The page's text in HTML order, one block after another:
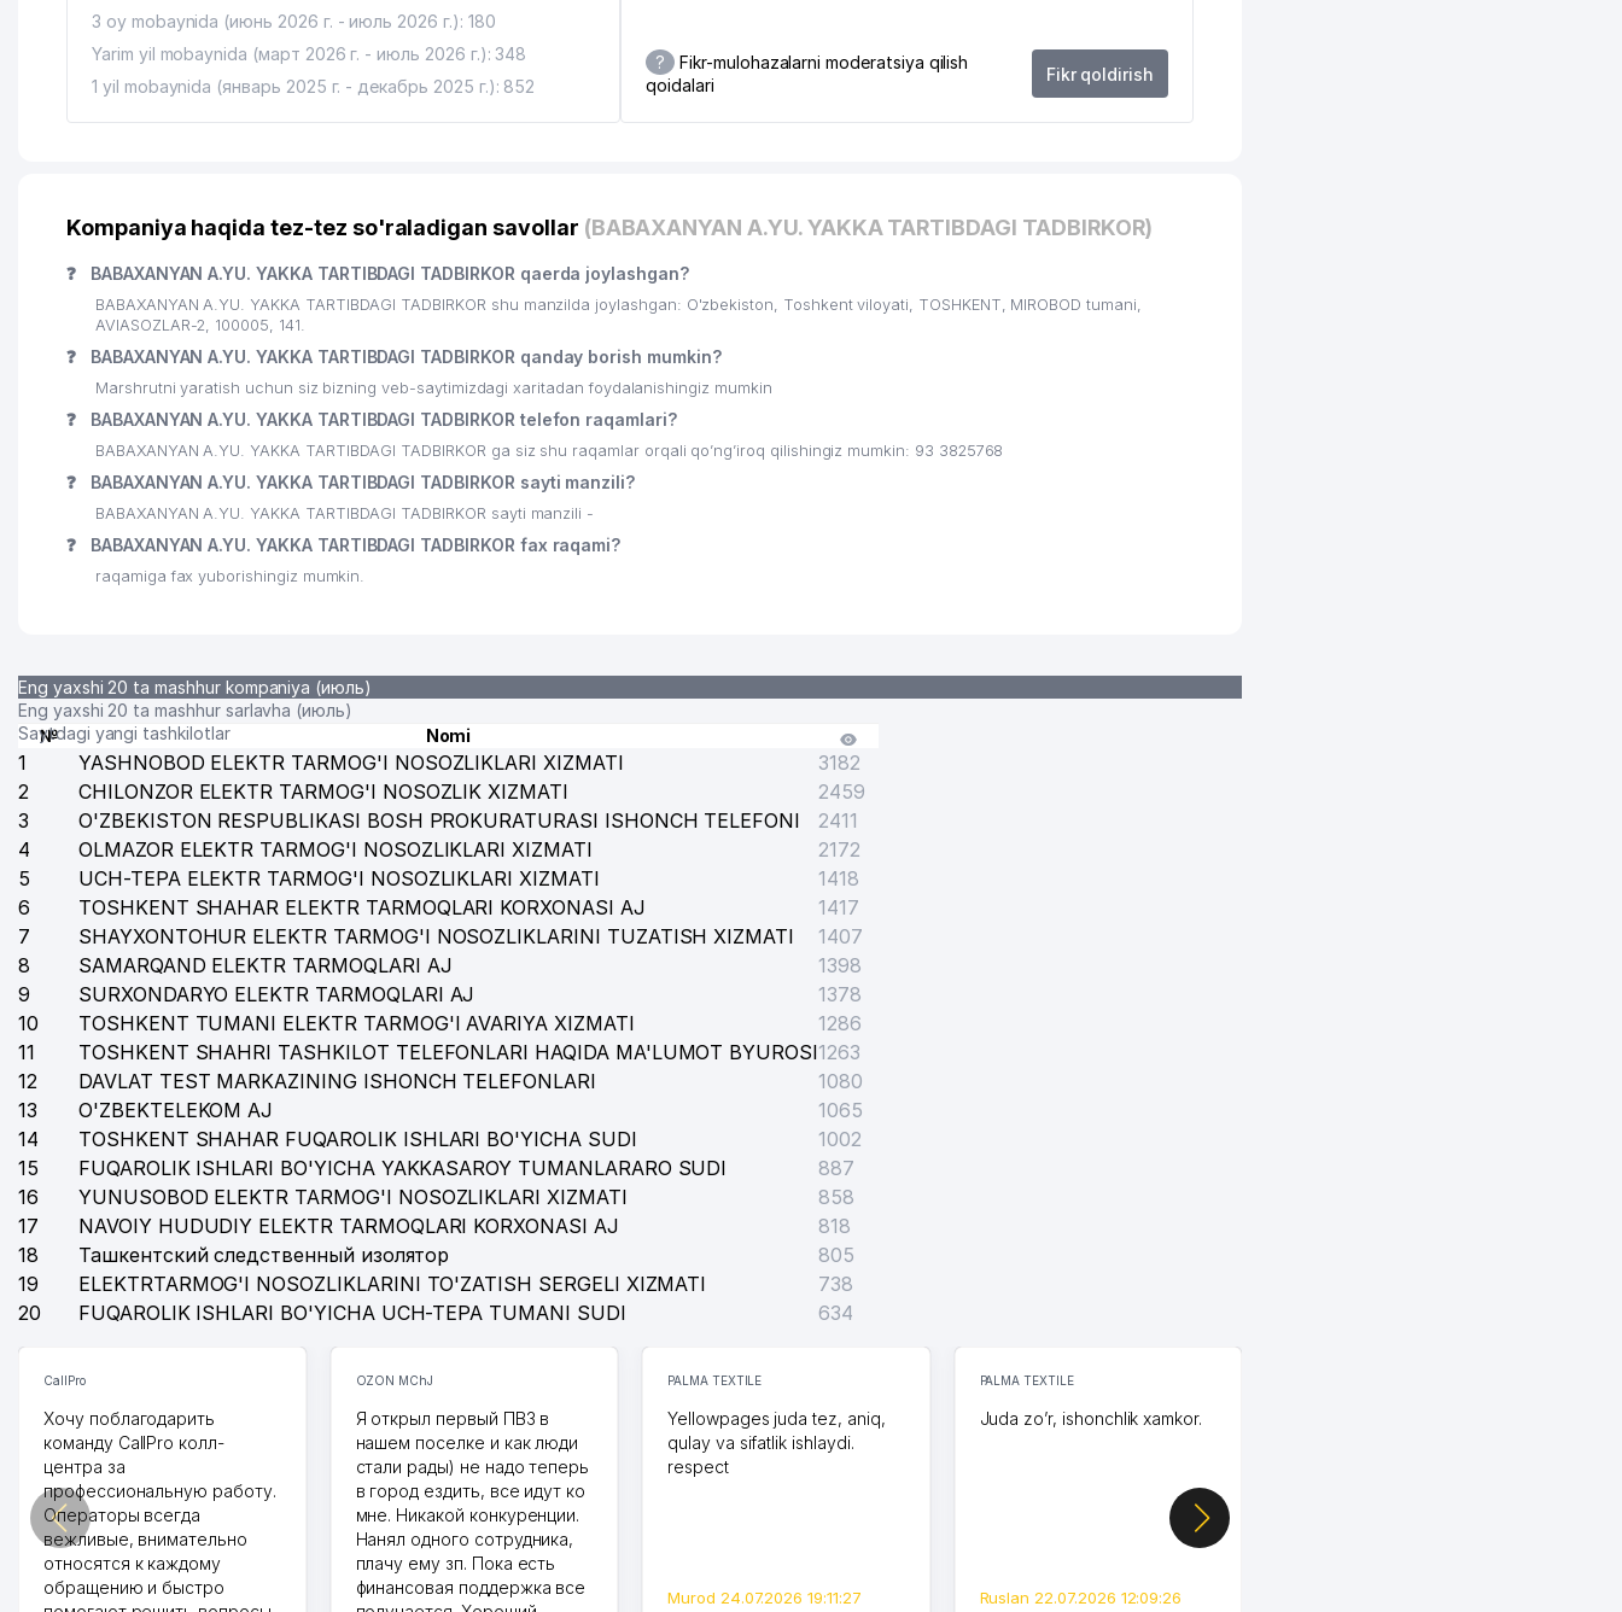
3 oy mobaynida (июнь 2026 г. - июль 2026 г.): 180
Yarim yil mobaynida (март 2026 г. - июль 2026 г.): 348
1 yil mobaynida (январь 2025 г. - декабрь 2025 г.): 852
?
Fikr-mulohazalarni moderatsiya qilish
qoidalari
Fikr qoldirish
Kompaniya haqida tez-tez so'raladigan savollar (BABAXANYAN A.YU. YAKKA TARTIBDAGI TADBIRKOR)
❓ BABAXANYAN A.YU. YAKKA TARTIBDAGI TADBIRKOR qaerda joylashgan?
BABAXANYAN A.YU. YAKKA TARTIBDAGI TADBIRKOR shu manzilda joylashgan: O'zbekiston, Toshkent viloyati, TOSHKENT, MIROBOD tumani,
AVIASOZLAR-2, 100005, 141.
❓ BABAXANYAN A.YU. YAKKA TARTIBDAGI TADBIRKOR qanday borish mumkin?
Marshrutni yaratish uchun siz bizning veb-saytimizdagi xaritadan foydalanishingiz mumkin
❓ BABAXANYAN A.YU. YAKKA TARTIBDAGI TADBIRKOR telefon raqamlari?
BABAXANYAN A.YU. YAKKA TARTIBDAGI TADBIRKOR ga siz shu raqamlar orqali qo’ng’iroq qilishingiz mumkin: 93 3825768
❓ BABAXANYAN A.YU. YAKKA TARTIBDAGI TADBIRKOR sayti manzili?
BABAXANYAN A.YU. YAKKA TARTIBDAGI TADBIRKOR sayti manzili -
❓ BABAXANYAN A.YU. YAKKA TARTIBDAGI TADBIRKOR fax raqami?
raqamiga fax yuborishingiz mumkin.
Eng yaxshi 20 ta mashhur kompaniya (июль)
Eng yaxshi 20 ta mashhur sarlavha (июль)
Saytdagi yangi tashkilotlar
№ Nomi
1 YASHNOBOD ELEKTR TARMOG'I NOSOZLIKLARI XIZMATI
3182
2
CHILONZOR ELEKTR TARMOG'I NOSOZLIK XIZMATI
2459
3
O'ZBEKISTON RESPUBLIKASI BOSH PROKURATURASI ISHONCH TELEFONI
2411
4
OLMAZOR ELEKTR TARMOG'I NOSOZLIKLARI XIZMATI
2172
5
UCH-TEPA ELEKTR TARMOG'I NOSOZLIKLARI XIZMATI
1418
6
TOSHKENT SHAHAR ELEKTR TARMOQLARI KORXONASI AJ
1417
7
SHAYXONTOHUR ELEKTR TARMOG'I NOSOZLIKLARINI TUZATISH XIZMATI
1407
8
SAMARQAND ELEKTR TARMOQLARI AJ
1398
9
SURXONDARYO ELEKTR TARMOQLARI AJ
1378
10
TOSHKENT TUMANI ELEKTR TARMOG'I AVARIYA XIZMATI
1286
11
TOSHKENT SHAHRI TASHKILOT TELEFONLARI HAQIDA MA'LUMOT BYUROSI1263
12
DAVLAT TEST MARKAZINING ISHONCH TELEFONLARI
1080
13
O'ZBEKTELEKOM AJ
1065
14
TOSHKENT SHAHAR FUQAROLIK ISHLARI BO'YICHA SUDI
1002
15
FUQAROLIK ISHLARI BO'YICHA YAKKASAROY TUMANLARARO SUDI
887
16
YUNUSOBOD ELEKTR TARMOG'I NOSOZLIKLARI XIZMATI
858
17
NAVOIY HUDUDIY ELEKTR TARMOQLARI KORXONASI AJ
818
18
Ташкентский следственный изолятор
805
19
ELEKTRTARMOG'I NOSOZLIKLARINI TO'ZATISH SERGELI XIZMATI
738
20
FUQAROLIK ISHLARI BO'YICHA UCH-TEPA TUMANI SUDI 634
CallPro
Хочу поблагодарить
команду CallPro колл-
центра за
профессиональную работу.
Операторы всегда
вежливые, внимательно
относятся к каждому
обращению и быстро
OZON MChJ
Я открыл первый ПВЗ в
нашем поселке и как люди
стали рады) не надо теперь
в город ездить, все идут ко
мне. Никакой конкуренции.
Нанял одного сотрудника,
плачу ему зп. Пока есть
финансовая поддержка все
PALMA TEXTILE
Yellowpages juda tez, aniq,
qulay va sifatlik ishlaydi.
respect
Murod 24.07.2026 19:11:27
PALMA TEXTILE
Juda zo’r, ishonchlik xamkor.
Ruslan 22.07.2026 12:09:26